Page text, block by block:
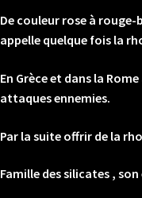
De couleur rose à
appelle quelque fois la
En Grèce et dans la
attaques ennemies.
Par la suite offrir de la
Famille des silicates ,